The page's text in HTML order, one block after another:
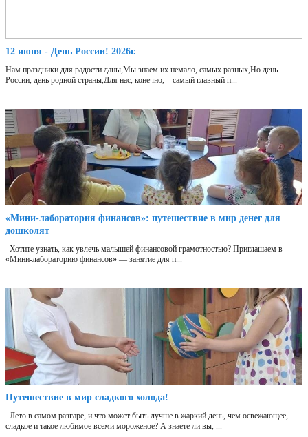
12 июня - День России! 2026г.
Нам праздники для радости даны,Мы знаем их немало, самых разных,Но день
России, день родной страны,Для нас, конечно, – самый главный п...
«Мини‑лаборатория финансов»: путешествие в мир денег для
дошколят
Хотите узнать, как увлечь малышей финансовой грамотностью? Приглашаем в
«Мини‑лабораторию финансов» — занятие для п...
Путешествие в мир сладкого холода!
Лето в самом разгаре, и что может быть лучше в жаркий день, чем освежающее,
сладкое и такое любимое всеми мороженое? А знаете ли вы, ...